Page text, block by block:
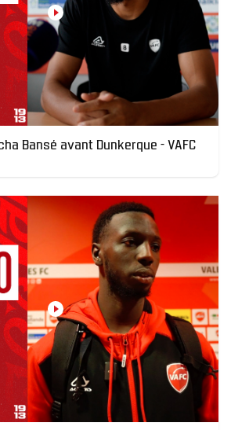
Bansé avant Dunkerque - VAFC